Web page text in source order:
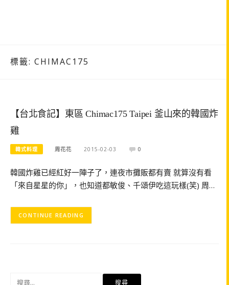
標籤: CHIMAC175
【台北食記】東區 Chimac175 Taipei 釜山來的韓國炸
雞
韓式料理 周花花 2015-02-03 0
韓國炸雞已經紅好一陣子了，連夜市攤販都有賣 就算沒有看
「來自星星的你」，也知道都敏俊、千頌伊吃這玩樣(笑) 周…
CONTINUE READING